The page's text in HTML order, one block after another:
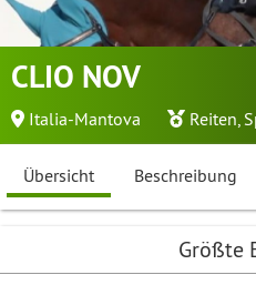
CLIO NOV
Italia-Mantova Reiten,
Übersicht Beschreibung
Größte